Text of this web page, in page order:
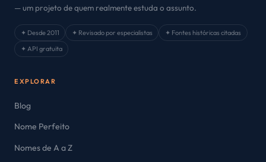
— um projeto de quem realmente estuda o assunto.
✦ Desde 2011 ✦ Revisado por especialistas
✦ Fontes históricas citadas
✦ API gratuita
EXPLORAR
Blog
Nome Perfeito
Nomes de A a Z